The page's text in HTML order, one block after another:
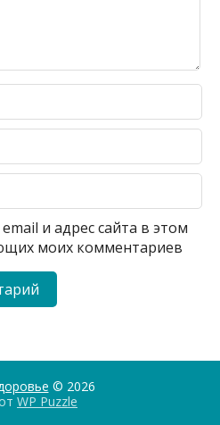
и адрес сайта в этом
моих комментариев
© 2026
WP Puzzle